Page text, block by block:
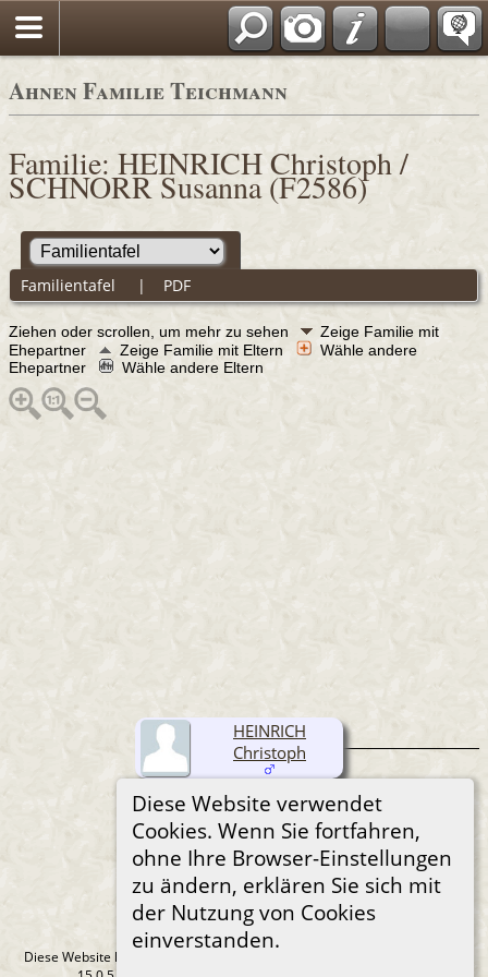
Ahnen Familie Teichmann
Diese Website verwendet
Cookies. Wenn Sie fortfahren,
ohne Ihre Browser-Einstellungen
zu ändern, erklären Sie sich mit
der Nutzung von Cookies
einverstanden.
Familie: HEINRICH Christoph /
SCHNORR Susanna (F2586)
Familientafel | PDF
Ziehen oder scrollen, um mehr zu sehen
Zeige Familie mit
Ehepartner
Zeige Familie mit Eltern
Wähle andere
Ehepartner
Wähle andere Eltern
HEINRICH
Christoph
Diese Website läuft mit